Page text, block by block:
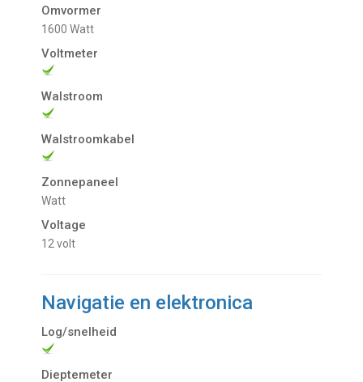
Omvormer
1600 Watt
Voltmeter
Walstroom
Walstroomkabel
Zonnepaneel
Watt
Voltage
12 volt
Navigatie en elektronica
Log/snelheid
Dieptemeter